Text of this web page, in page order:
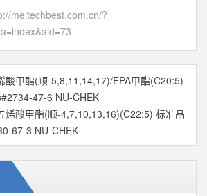
meitechbest.com.cn/?
酸甲酯(顺-5,8,11,14,17)/EPA甲酯(C20:5)
47-6 NU-CHEK
烯酸甲酯(顺-4,7,10,13,16)(C22:5) 标准品
67-3 NU-CHEK